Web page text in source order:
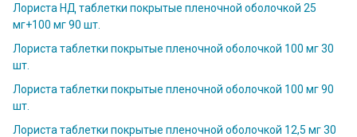
Лориста НД таблетки покрытые пленочной оболочкой 25
мг+100 мг 90 шт.
Лориста таблетки покрытые пленочной оболочкой 100 мг 30
шт.
Лориста таблетки покрытые пленочной оболочкой 100 мг 90
шт.
Лориста таблетки покрытые пленочной оболочкой 12,5 мг 30